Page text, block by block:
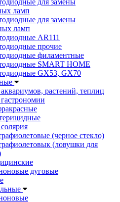
для замены
ламп
для замены
ламп
AR111
прочие
филаментные
SMART HOME
GX53, GX70
растений, теплиц
(черное стекло)
(ловушки для
дуговые